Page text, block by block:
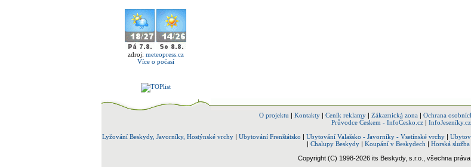
zdroj: meteopress.cz
Více o počasí
O projektu | Kontakty| Ceník reklamy| Zákaznická zona| Ochrana
Průvodce Českem - InfoČesko.cz | InfoJeseníky.cz
Lyžování Beskydy, Javorníky, Hostýnské vrchy | Ubytování Frenštátsko | Ubytování Valašsko - Javorníky - Vsetínské vrchy |
| Chalupy Beskydy | Koupání v Beskydech | Horská
Copyright (C) 1998-2026 its Beskydy, s.r.o., všechna